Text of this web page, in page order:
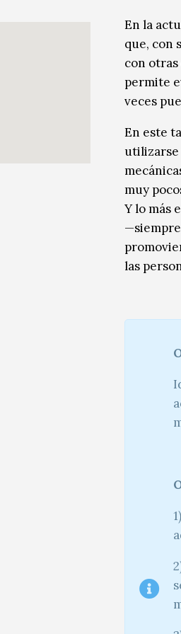
En la
que, con
con
permite
veces
En este
utilizarse
muy
Y lo más
las